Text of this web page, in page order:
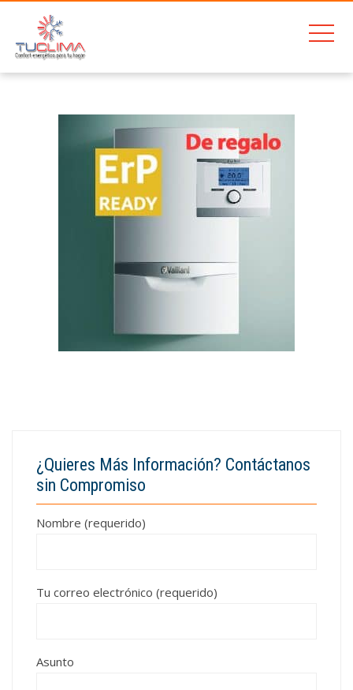
¿Quieres Más Información? Contáctanos
sin Compromiso
Nombre (requerido)
Tu correo electrónico (requerido)
Asunto